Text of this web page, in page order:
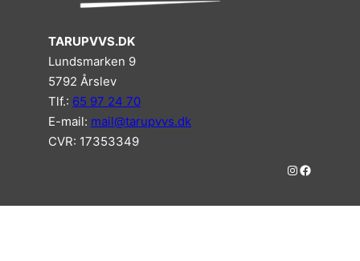
TARUPVVS.DK
Lundsmarken 9
5792 Årslev
Tlf.: 65 97 24 70
E-mail: mail@tarupvvs.dk
CVR: 17353349
# #